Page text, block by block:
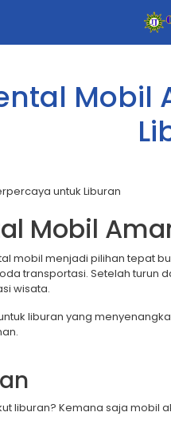
Mobil
mobil menjadi pilihan tepat
transportasi. Setelah turun
wisata.
liburan yang
liburan? Kemana saja mobil